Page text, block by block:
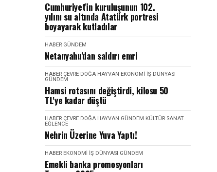
Cumhuriyet'in kuruluşunun 102.
yılını su altında Atatürk portresi
boyayarak kutladılar
HABER GÜNDEM
Netanyahu'dan saldırı emri
HABER ÇEVRE DOĞA HAYVAN EKONOMI İŞ DÜNYASI
GÜNDEM
Hamsi rotasını değiştirdi, kilosu 50
TL'ye kadar düştü
HABER ÇEVRE DOĞA HAYVAN GÜNDEM KÜLTÜR SANAT
EĞLENCE
Nehrin Üzerine Yuva Yaptı!
HABER EKONOMI İŞ DÜNYASI GÜNDEM
Emekli banka promosyonları